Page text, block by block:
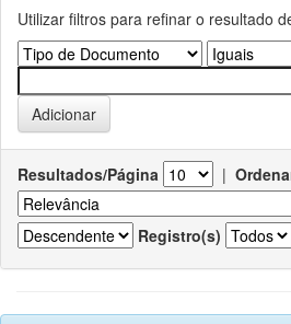
Utilizar filtros para refinar o resultado
Resultados/Página |
Registro(s)